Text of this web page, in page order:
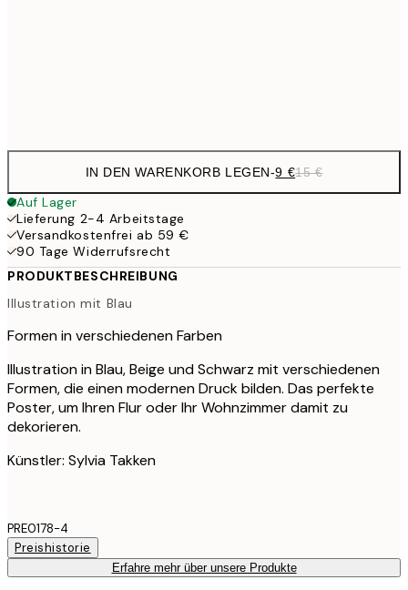
IN DEN WARENKORB LEGEN-9 €15 €
Auf Lager
Lieferung 2-4 Arbeitstage
Versandkostenfrei ab 59 €
90 Tage Widerrufsrecht
PRODUKTBESCHREIBUNG
Illustration mit Blau
Formen in verschiedenen Farben
Illustration in Blau, Beige und Schwarz mit verschiedenen
Formen, die einen modernen Druck bilden. Das perfekte
Poster, um Ihren Flur oder Ihr Wohnzimmer damit zu
dekorieren.
Künstler: Sylvia Takken
PRE0178-4
Preishistorie
Erfahre mehr über unsere Produkte